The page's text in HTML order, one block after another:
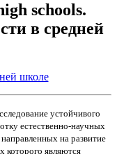
schools.
в средней
устойчивого
естественно-научных
на развитие
которого являются